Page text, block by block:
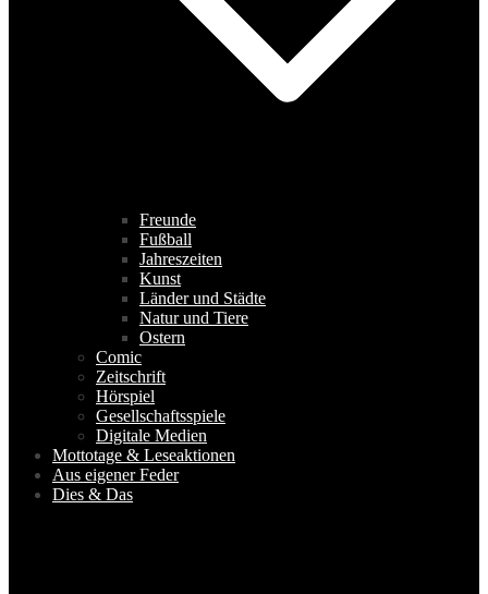
Freunde
Fußball
Jahreszeiten
Kunst
Länder und Städte
Natur und Tiere
Ostern
Comic
Zeitschrift
Hörspiel
Gesellschaftsspiele
Digitale Medien
Mottotage & Leseaktionen
Aus eigener Feder
Dies & Das